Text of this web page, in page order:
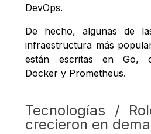
DevOps.
De hecho, algunas de
infraestructura más
están escritas en Go,
Docker y Prometheus.
Tecnologías /
crecieron en